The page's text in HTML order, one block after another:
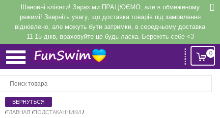
Шановні клієнти! Зараз ми ПРАЦЮЄМО, але в обмеженому
режимі! Зверніть увагу, що доставка товарів під замовлення
відновлено, але можуть бути затримки, в середньому доставка
11-15 днів, враховуйте це будь ласка. Бережіть себе <3
0
/ГЛАВНАЯ /ПОДСТАКАННИКИ /
ВходилиРегистрация